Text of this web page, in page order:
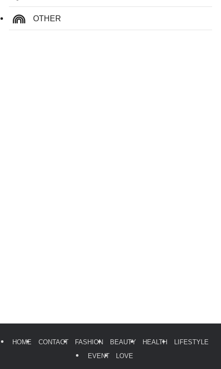
OTHER
HOME CONTACT FASHION BEAUTY HEALTH
LIFESTYLE
EVENT
LOVE